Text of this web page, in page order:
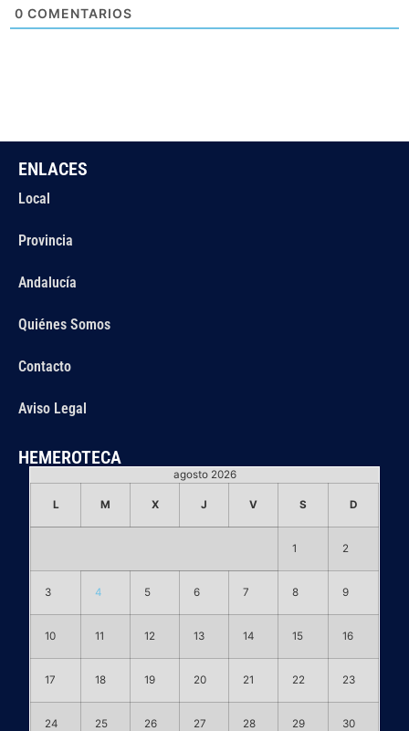
0 COMENTARIOS
ENLACES
Local
Provincia
Andalucía
Quiénes Somos
Contacto
Aviso Legal
HEMEROTECA
agosto 2026
L M X J V S D
1 2
3 4 5 6 7 8 9
10 11 12 13 14 15 16
17 18 19 20 21 22 23
24 25 26 27 28 29 30